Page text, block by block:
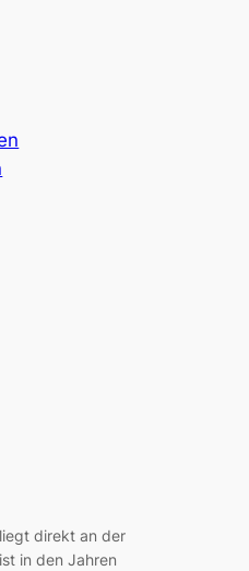
direkt an der
in den Jahren